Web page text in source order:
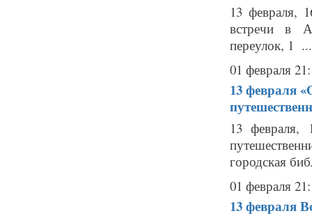
13 февраля,
встречи в
переулок, 1 ...
01 февраля
13 февраля
13 февраля,
городская
01 февраля
13 февраля